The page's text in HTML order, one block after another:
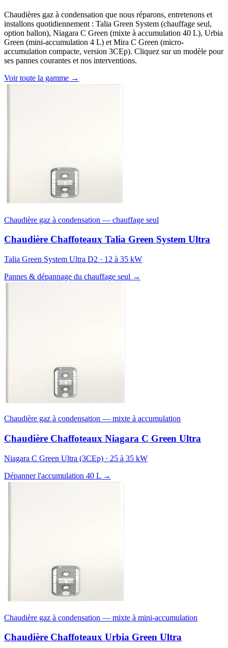
Chaudières gaz à condensation que nous réparons, entretenons et
installons quotidiennement : Talia Green System (chauffage seul,
option ballon), Niagara C Green (mixte à accumulation 40 L), Urbia
Green (mini-accumulation 4 L) et Mira C Green (micro-
accumulation compacte, version 3CEp). Cliquez sur un modèle pour
ses pannes courantes et nos interventions.
Voir toute la gamme →
Chaudière gaz à condensation — chauffage seul
Chaudière Chaffoteaux Talia Green System Ultra
Talia Green System Ultra D2 · 12 à 35 kW
Pannes & dépannage du chauffage seul →
Chaudière gaz à condensation — mixte à accumulation
Chaudière Chaffoteaux Niagara C Green Ultra
Niagara C Green Ultra (3CEp) · 25 à 35 kW
Dépanner l'accumulation 40 L →
Chaudière gaz à condensation — mixte à mini-accumulation
Chaudière Chaffoteaux Urbia Green Ultra